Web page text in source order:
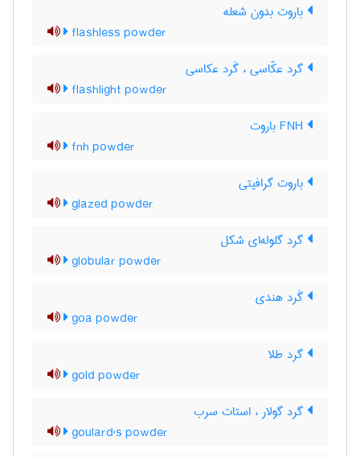
باروت بدون شعله
flashless powder
گرد عکّاسی ، گَرد عکاسی
flashlight powder
fnh powder
باروت گرافیتی
glazed powder
گرد گلوله‌ای شکل
globular powder
گَرد هندی
goa powder
گرد طلا
gold powder
گرد گولار ، استات سرب
goulard's powder